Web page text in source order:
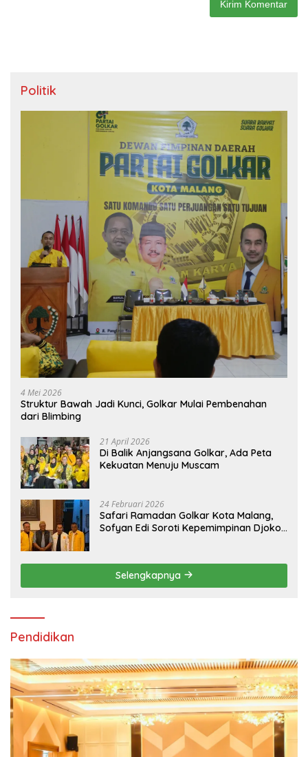
Politik
4 Mei 2026
Struktur Bawah Jadi Kunci, Golkar Mulai Pembenahan
dari Blimbing
21 April 2026
Di Balik Anjangsana Golkar, Ada Peta
Kekuatan Menuju Muscam
24 Februari 2026
Safari Ramadan Golkar Kota Malang,
Sofyan Edi Soroti Kepemimpinan Djoko
Selengkapnya
Pendidikan